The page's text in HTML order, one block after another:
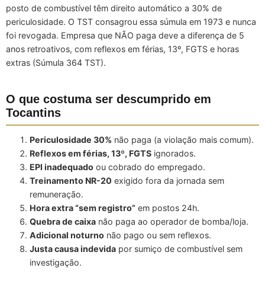
posto de combustível têm direito automático a 30% de
periculosidade. O TST consagrou essa súmula em 1973 e nunca
foi revogada. Empresa que NÃO paga deve a diferença de 5
anos retroativos, com reflexos em férias, 13º, FGTS e horas
extras (Súmula 364 TST).
O que costuma ser descumprido em
Tocantins
Periculosidade 30% não paga (a violação mais comum).
Reflexos em férias, 13º, FGTS ignorados.
EPI inadequado ou cobrado do empregado.
Treinamento NR-20 exigido fora da jornada sem
remuneração.
Hora extra “sem registro” em postos 24h.
Quebra de caixa não paga ao operador de bomba/loja.
Adicional noturno não pago ou sem reflexos.
Justa causa indevida por sumiço de combustível sem
investigação.